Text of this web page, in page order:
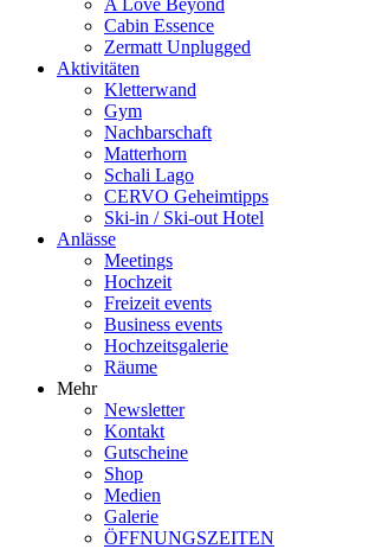
A Love Beyond
Cabin Essence
Zermatt Unplugged
Aktivitäten
Kletterwand
Gym
Nachbarschaft
Matterhorn
Schali Lago
CERVO Geheimtipps
Ski-in / Ski-out Hotel
Anlässe
Meetings
Hochzeit
Freizeit events
Business events
Hochzeitsgalerie
Räume
Mehr
Newsletter
Kontakt
Gutscheine
Shop
Medien
Galerie
ÖFFNUNGSZEITEN